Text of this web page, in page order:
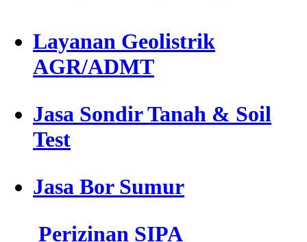
Layanan Geolistrik
AGR/ADMT
Jasa Sondir Tanah & Soil
Test
Jasa Bor Sumur
Perizinan SIPA